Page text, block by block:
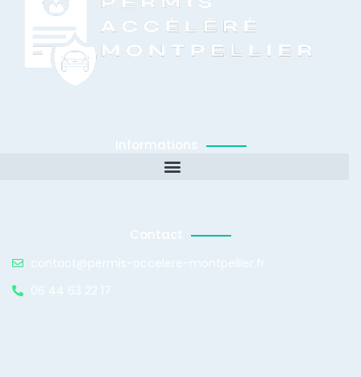
Informations
Contact
contact@permis-accelere-montpellier.fr
06 44 63 22 17